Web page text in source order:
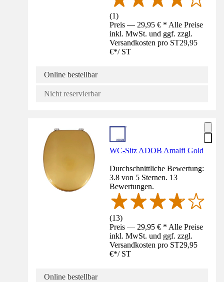
(1)
Preis — 29,95 € * Alle Preise
inkl. MwSt. und ggf. zzgl.
Versandkosten pro ST29,95
€*/ ST
Online bestellbar
Nicht reservierbar
WC-Sitz ADOB Amalfi Gold
Durchschnittliche Bewertung:
3.8 von 5 Sternen. 13
Bewertungen.
(13)
Preis — 29,95 € * Alle Preise
inkl. MwSt. und ggf. zzgl.
Versandkosten pro ST29,95
€*/ ST
Online bestellbar